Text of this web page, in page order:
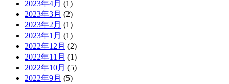
2023年4月 (1)
2023年3月 (2)
2023年2月 (1)
2023年1月 (1)
2022年12月 (2)
2022年11月 (1)
2022年10月 (5)
2022年9月 (5)